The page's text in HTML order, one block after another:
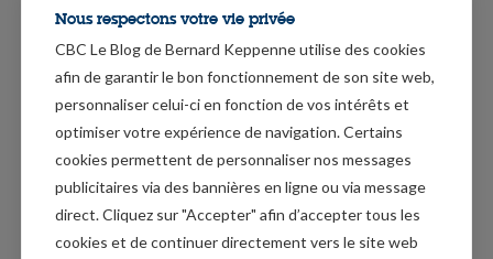
Certains tablent déjà sur la fin du processus de
resserrement des taux et une baisse des taux cette
année, alors que ce scénario avait été totalement
balayé après les propos de Powell. Il me semble plus
raisonnable de penser que la FED va continuer de
resserrer ses taux, mais de 0.25% seulement.
Chute du prix du baril
Nous respectons votre vie privée
CBC Le Blog de Bernard Keppenne utilise des cookies
afin de garantir le bon fonctionnement de son site web,
personnaliser celui-ci en fonction de vos intérêts et
optimiser votre expérience de navigation. Certains
cookies permettent de personnaliser nos messages
publicitaires via des bannières en ligne ou via message
direct. Cliquez sur "Accepter" afin d’accepter tous les
cookies et de continuer directement vers le site web